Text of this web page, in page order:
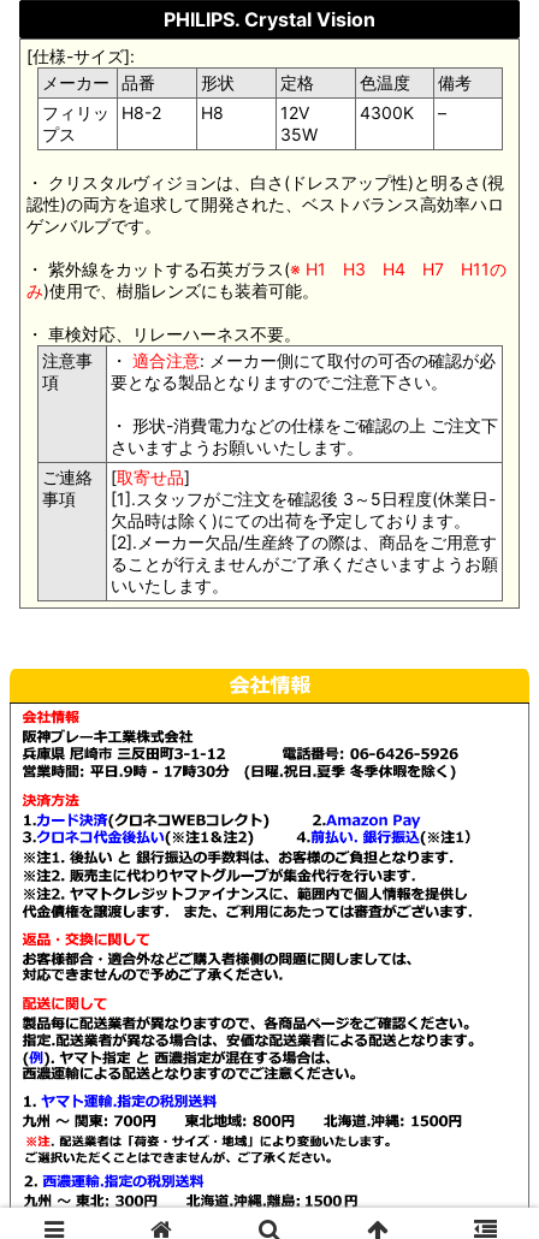
PHILIPS. Crystal Vision
[仕様-サイズ]:
メーカー
品番 形状 定格 色温度
備考
フィリッ
プス
H8-2 H8
12V
35W
4300K –
・ クリスタルヴィジョンは、白さ(ドレスアップ性)と明るさ(視
認性)の両方を追求して開発された、ベストバランス高効率ハロ
ゲンバルブです。
・ 紫外線をカットする石英ガラス(※ H1 H3 H4 H7 H11の
み)使用で、樹脂レンズにも装着可能。
・ 車検対応、リレーハーネス不要。
注意事
項
・ 適合注意: メーカー側にて取付の可否の確認が必
要となる製品となりますのでご注意下さい。
・ 形状-消費電力などの仕様をご確認の上 ご注文下
さいますようお願いいたします。
ご連絡
事項
[取寄せ品]
[1].スタッフがご注文を確認後 3～5日程度(休業日-
欠品時は除く)にての出荷を予定しております。
[2].メーカー欠品/生産終了の際は、商品をご用意す
ることが行えませんがご了承くださいますようお願
いいたします。
© 2021 Kendall販売店 阪神ブレーキ工業.